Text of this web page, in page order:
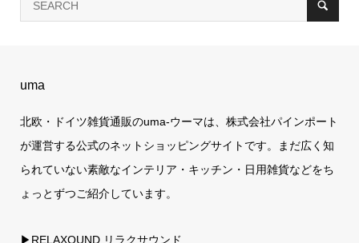
uma
北欧・ドイツ雑貨通販のuma-ウーマは、株式会社パインポート
が運営する公式のネットショッピングサイトです。まだ広く知
られていない素敵なインテリア・キッチン・日用雑貨などをち
ょっとずつご紹介しています。
▶RELAXOUND リラクサウンド